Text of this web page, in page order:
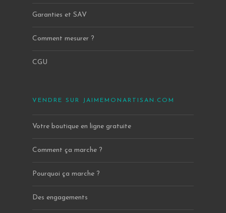
Garanties et SAV
Comment mesurer ?
CGU
VENDRE SUR JAIMEMONARTISAN.COM
Votre boutique en ligne gratuite
Comment ça marche ?
Pourquoi ça marche ?
Des engagements